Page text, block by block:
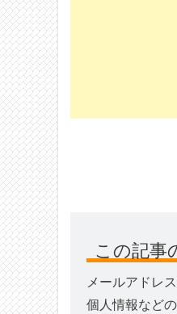
この記事
メールアドレ
個人情報など